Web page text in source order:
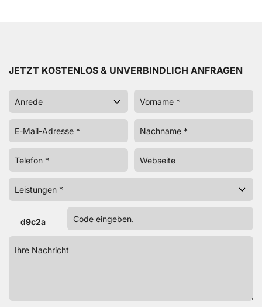
JETZT KOSTENLOS & UNVERBINDLICH ANFRAGEN
d9c2a